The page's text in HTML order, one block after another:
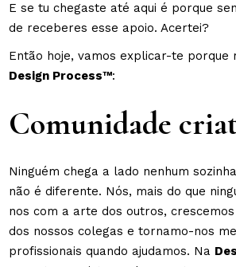
E se tu chegaste até aqui é porque
de receberes esse apoio. Acertei?
Então hoje, vamos explicar-te porque
Design Process™:
Comunidade
Ninguém chega a lado nenhum
não é diferente. Nós, mais do que
nos com a arte dos outros,
dos nossos colegas e tornamo-nos
profissionais quando ajudamos. Na